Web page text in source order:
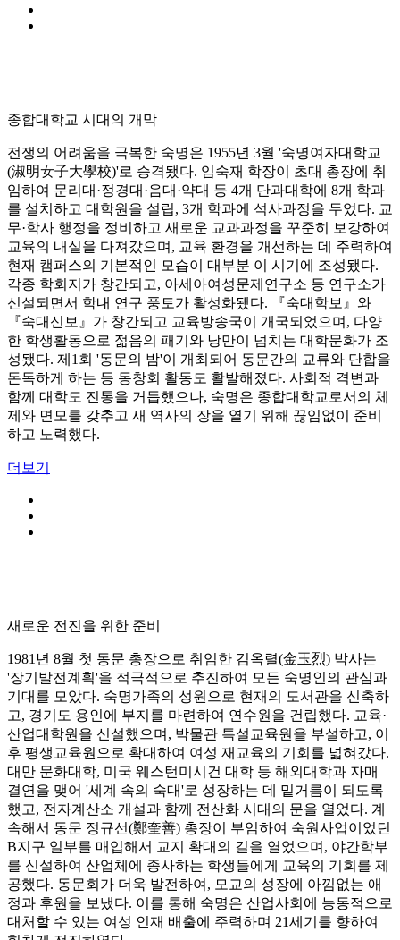
종합대학교 시대의 개막
전쟁의 어려움을 극복한 숙명은 1955년 3월 '숙명여자대학교
(淑明女子大學校)'로 승격됐다. 임숙재 학장이 초대 총장에 취
임하여 문리대·정경대·음대·약대 등 4개 단과대학에 8개 학과
를 설치하고 대학원을 설립, 3개 학과에 석사과정을 두었다. 교
무·학사 행정을 정비하고 새로운 교과과정을 꾸준히 보강하여
교육의 내실을 다져갔으며, 교육 환경을 개선하는 데 주력하여
현재 캠퍼스의 기본적인 모습이 대부분 이 시기에 조성됐다.
각종 학회지가 창간되고, 아세아여성문제연구소 등 연구소가
신설되면서 학내 연구 풍토가 활성화됐다. 『숙대학보』와
『숙대신보』가 창간되고 교육방송국이 개국되었으며, 다양
한 학생활동으로 젊음의 패기와 낭만이 넘치는 대학문화가 조
성됐다. 제1회 '동문의 밤'이 개최되어 동문간의 교류와 단합을
돈독하게 하는 등 동창회 활동도 활발해졌다. 사회적 격변과
함께 대학도 진통을 거듭했으나, 숙명은 종합대학교로서의 체
제와 면모를 갖추고 새 역사의 장을 열기 위해 끊임없이 준비
하고 노력했다.
더보기
새로운 전진을 위한 준비
1981년 8월 첫 동문 총장으로 취임한 김옥렬(金玉烈) 박사는
'장기발전계획'을 적극적으로 추진하여 모든 숙명인의 관심과
기대를 모았다. 숙명가족의 성원으로 현재의 도서관을 신축하
고, 경기도 용인에 부지를 마련하여 연수원을 건립했다. 교육·
산업대학원을 신설했으며, 박물관 특설교육원을 부설하고, 이
후 평생교육원으로 확대하여 여성 재교육의 기회를 넓혀갔다.
대만 문화대학, 미국 웨스턴미시건 대학 등 해외대학과 자매
결연을 맺어 '세계 속의 숙대'로 성장하는 데 밑거름이 되도록
했고, 전자계산소 개설과 함께 전산화 시대의 문을 열었다. 계
속해서 동문 정규선(鄭奎善) 총장이 부임하여 숙원사업이었던
B지구 일부를 매입해서 교지 확대의 길을 열었으며, 야간학부
를 신설하여 산업체에 종사하는 학생들에게 교육의 기회를 제
공했다. 동문회가 더욱 발전하여, 모교의 성장에 아낌없는 애
정과 후원을 보냈다. 이를 통해 숙명은 산업사회에 능동적으로
대처할 수 있는 여성 인재 배출에 주력하며 21세기를 향하여